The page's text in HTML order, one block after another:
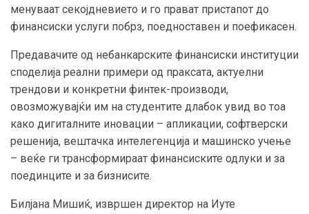
менуваат секојдневието и го прават пристапот до
финансиски услуги побрз, поедноставен и поефикасен.
Предавачите од небанкарските финансиски институции
споделија реални примери од праксата, актуелни
трендови и конкретни финтек-производи,
овозможувајќи им на студентите длабок увид во тоа
како дигиталните иновации – апликации, софтверски
решенија, вештачка интелегенција и машинско учење
– веќе ги трансформираат финансиските одлуки и за
поединците и за бизнисите.
Билјана Мишиќ, извршен директор на Иуте